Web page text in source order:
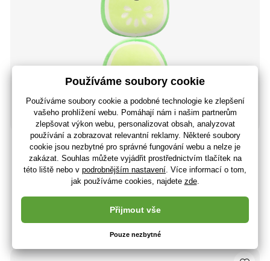
Squishmallows Plátek okurky - Carmichael, 30 cm
437 Kč
361 Kč bez DPH
Poslední 2 kusy(U vás 11.08.)